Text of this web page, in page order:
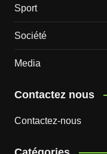
Sport
Société
Media
Contactez nous
Contactez-nous